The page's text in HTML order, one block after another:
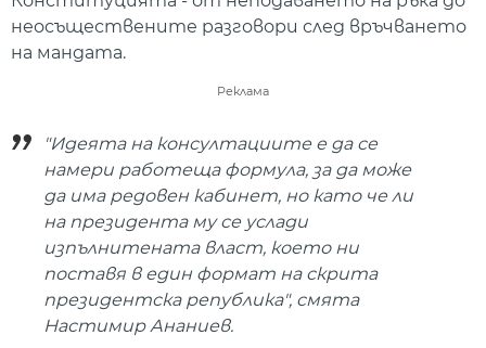
неосъществените разговори след връчването
на мандата.
Реклама
"Идеята на консултациите е да се
намери работеща формула, за да може
да има редовен кабинет, но като че ли
на президента му се услади
изпълнитената власт, което ни
поставя в един формат на скрита
президентска република", смята
Настимир Ананиев.